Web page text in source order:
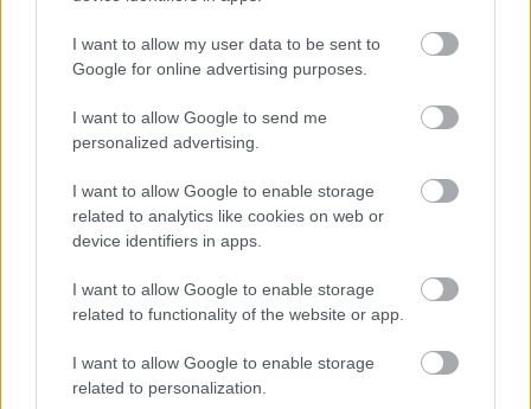
I want to allow my user data to be sent to
Google for online advertising purposes.
I want to allow Google to send me
personalized advertising.
I want to allow Google to enable storage
related to analytics like cookies on web or
device identifiers in apps.
I want to allow Google to enable storage
related to functionality of the website or app.
I want to allow Google to enable storage
related to personalization.
főként aSzex és New Yorkból
pedig 2022-es Így jártam apátokkal sorozatban
láthatjuk. Felmerült a neve az Emily Párizsban új
egy vendégszerepben, de hogy erre végül sor kerül-
e, az még a jövő zenéje.
Ami biztos, hogy Kim Cattrall életében jelen
pillanatban az a legfontosabb, hogy fel tudja
dolgozni imádott édesanyja halálát. Shane Katrall 93
éves volt.
Még több sztárhír a
nagyvilágból: